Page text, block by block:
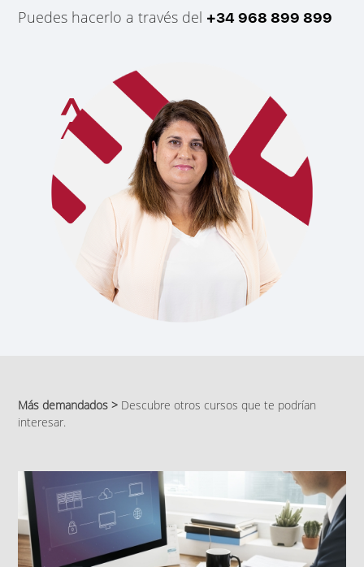
Puedes hacerlo a través del +34 968 899 899
Más demandados > Descubre otros cursos que te podrían
interesar.